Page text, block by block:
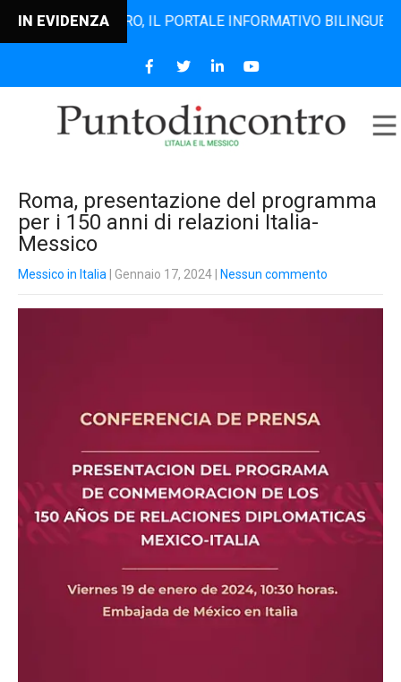
IN EVIDENZA IL PORTALE INFORMATIVO BILINGUE CHE
Roma, presentazione del programma
per i 150 anni di relazioni Italia-
Messico
Messico in Italia | Gennaio 17, 2024 Nessun commento